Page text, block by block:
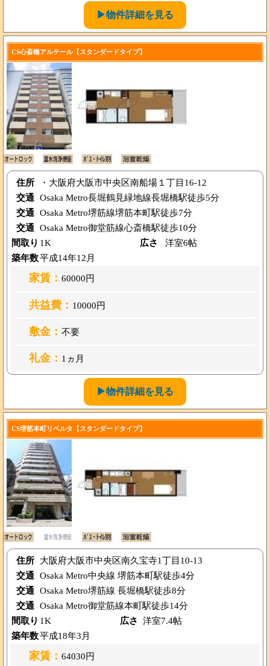
▶物件詳細を見る
CS心斎橋アルテール【スタンダードタイプ】
住所
・大阪府大阪市中央区南船場１丁目16-12
交通 Osaka Metro長堀鶴見緑地線長堀橋駅徒歩5分
交通 Osaka Metro堺筋線堺筋本町駅徒歩7分
交通 Osaka Metro御堂筋線心斎橋駅徒歩10分
間取り 1K 広さ
洋室6帖
築年数平成14年12月
家賃： 60000円
共益費： 10000円
敷金： 不要
礼金： 1ヵ月
▶物件詳細を見る
CS堺筋本町リベルタ【スタンダードタイプ】
住所
大阪府大阪市中央区南久宝寺1丁目10-13
交通 Osaka Metro中央線 堺筋本町駅徒歩4分
交通 Osaka Metro堺筋線 長堀橋駅徒歩8分
交通 Osaka Metro御堂筋線本町駅徒歩14分
間取り 1K 広さ 洋室7.4帖
築年数平成18年3月
家賃： 64030円